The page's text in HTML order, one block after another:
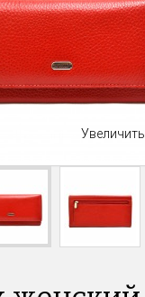
Увеличить